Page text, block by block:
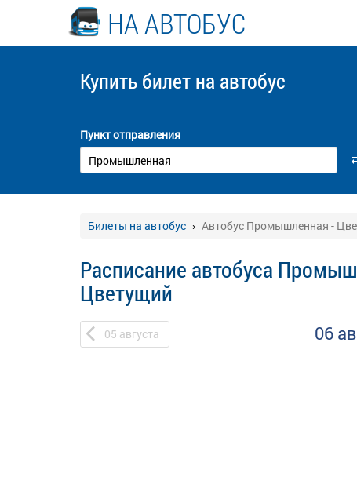
НА АВТОБУС
Купить билет на автобус
Пункт отправления
Билеты на автобус Автобус Промышленная -
Расписание автобуса
Цветущий
05 августа 06